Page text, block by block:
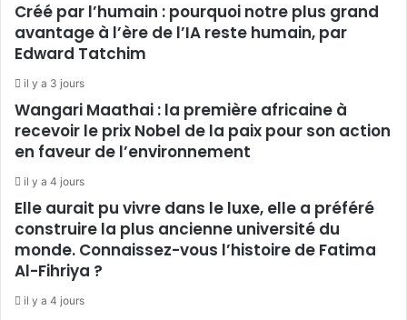
Créé par l’humain : pourquoi notre plus grand
avantage à l’ère de l’IA reste humain, par
Edward Tatchim
il y a 3 jours
Wangari Maathai : la première africaine à
recevoir le prix Nobel de la paix pour son action
en faveur de l’environnement
il y a 4 jours
Elle aurait pu vivre dans le luxe, elle a préféré
construire la plus ancienne université du
monde. Connaissez-vous l’histoire de Fatima
Al-Fihriya ?
il y a 4 jours